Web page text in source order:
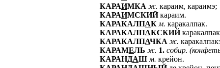
КАРАИМКА ж. караим, караимэ;
КАРАИМСКИЙкараим.
КАРАКАЛПАК м. каракалпак.
КАРАКАЛПАКСКИЙ
КАРАКАЛПАЧКА ж.
КАРАМЕЛЬ ж. 1. собир.
КАРАНДАШ м. крейон.